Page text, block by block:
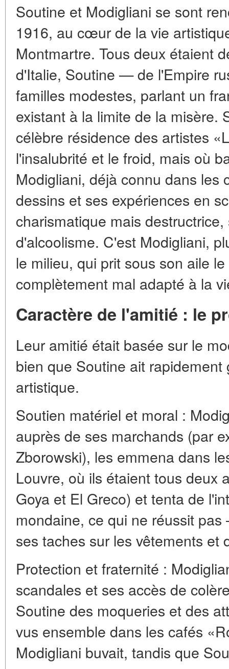
Soutine et Modigliani se sont
1916, au cœur de la vie
Montmartre. Tous deux étaient
d'Italie, Soutine — de l'Empire
familles modestes, parlant un
existant à la limite de la misère.
célèbre résidence des artistes
l'insalubrité et le froid, mais où
Modigliani, déjà connu dans les
dessins et ses expériences en
charismatique mais
d'alcoolisme. C'est Modigliani,
le milieu, qui prit sous son aile
complètement mal adapté à la
Caractère de l'amitié : le
Leur amitié était basée sur le
bien que Soutine ait
artistique.
Soutien matériel et moral :
auprès de ses marchands (par
Zborowski), les emmena dans
Louvre, où ils étaient tous deux
Goya et El Greco) et tenta de
mondaine, ce qui ne réussit
ses taches sur les vêtements et
Protection et fraternité :
scandales et ses accès de
Soutine des moqueries et des
vus ensemble dans les cafés
Modigliani buvait, tandis que